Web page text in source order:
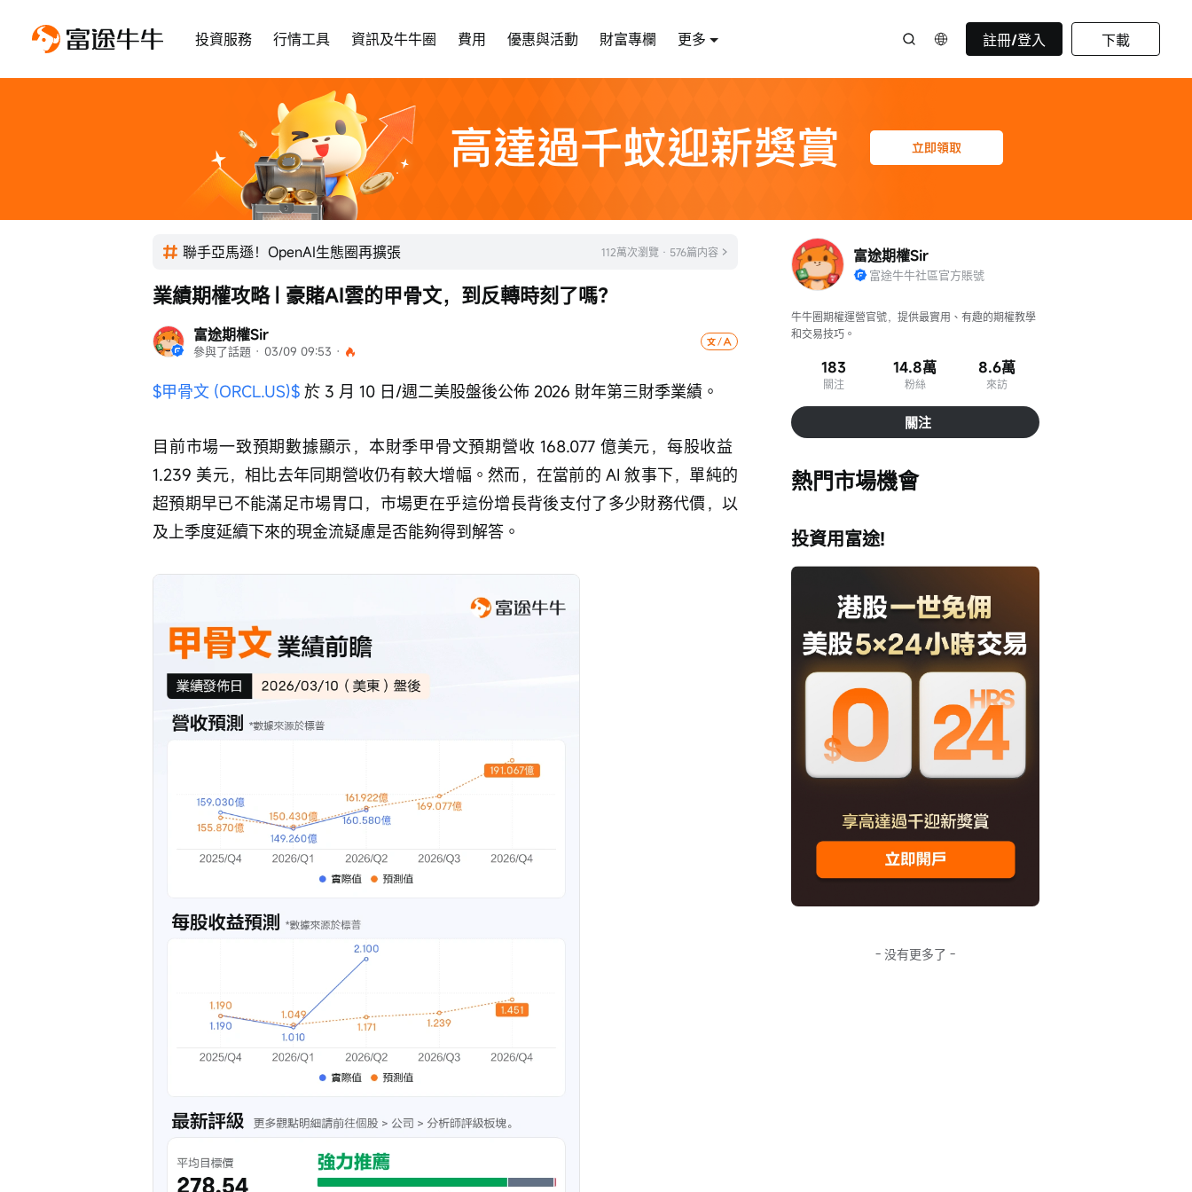
投資服務 行情工具 資訊及牛牛圈 費用 優惠與活動 財富專欄 更多 註冊/登入 下載
聯手亞馬遜！OpenAI生態圈再擴張 112萬次瀏覽 · 576篇内容
富途期權Sir
參與了話題 · 03/09 09:53 ·
業績期權攻略 | 豪賭AI雲的甲骨文，到反轉時刻了嗎？
$甲骨文 (ORCL.US)$ 於 3 月 10 日/週二美股盤後公佈 2026 財年第三財季業績。
目前市場一致預期數據顯示，本財季甲骨文預期營收 168.077 億美元，每股收益
1.239 美元，相比去年同期營收仍有較大增幅。然而，在當前的 AI 敘事下，單純的
超預期早已不能滿足市場胃口，市場更在乎這份增長背後支付了多少財務代價，以
及上季度延續下來的現金流疑慮是否能夠得到解答。
富途期權Sir
富途牛牛社區官方賬號
牛牛圈期權運營官號，提供最實用、有趣的期權教學
和交易技巧。
183
關注
14.8萬
粉絲
8.6萬
來訪
關注
熱門市場機會
投資用富途!
- 没有更多了 -